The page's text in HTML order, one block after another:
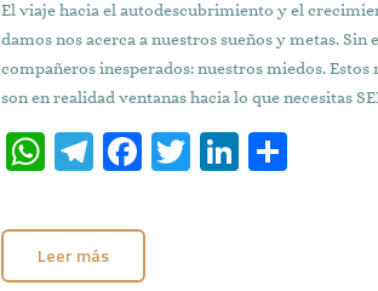
El viaje hacia el autodescubrimiento y el
damos nos acerca a nuestros sueños y metas.
compañeros inesperados: nuestros miedos.
son en realidad ventanas hacia lo que necesitas
W
at
s
T
e
gr
Fa
b
o
T
Li
Leer más